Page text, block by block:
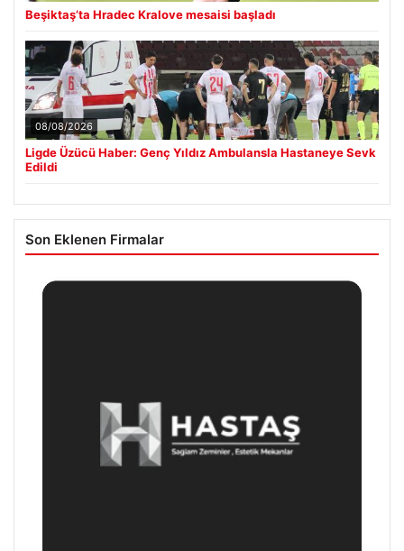
Beşiktaş’ta Hradec Kralove mesaisi başladı
08/08/2026
Ligde Üzücü Haber: Genç Yıldız Ambulansla Hastaneye Sevk
Edildi
Son Eklenen Firmalar